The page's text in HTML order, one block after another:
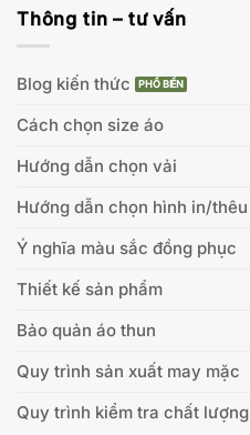
Thông tin – tư vấn
Blog kiến thức
Cách chọn size áo
Hướng dẫn chọn vải
Hướng dẫn chọn hình in/thêu
Ý nghĩa màu sắc đồng phục
Thiết kế sản phẩm
Bảo quản áo thun
Quy trình sản xuất may mặc
Quy trình kiểm tra chất lượng